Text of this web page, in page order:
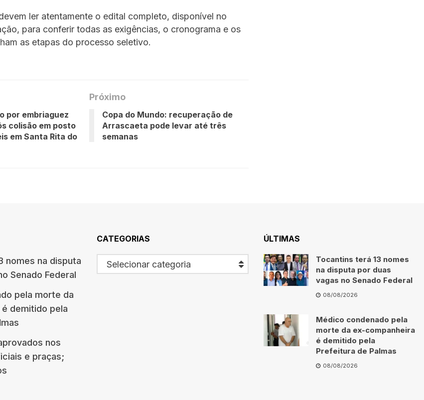
ler atentamente o edital completo, disponível no
para conferir todas as exigências, o cronograma e os
as etapas do processo seletivo.
por embriaguez
colisão em posto
em Santa Rita do
Próximo
Copa do Mundo: recuperação de
Arrascaeta pode levar até três
semanas
nomes na disputa
Senado Federal
pela morte da
demitido pela
nos
e praças;
CATEGORIAS
Selecionar categoria
ÚLTIMAS
Tocantins terá 13 nomes
na disputa por duas
vagas no Senado Federal
08/08/2026
Médico condenado pela
morte da ex-companheira
é demitido pela
Prefeitura de Palmas
08/08/2026